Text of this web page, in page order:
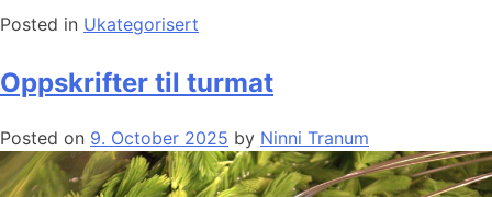
Posted in Ukategorisert
Oppskrifter til turmat
Posted on 9. October 2025 by Ninni Tranum